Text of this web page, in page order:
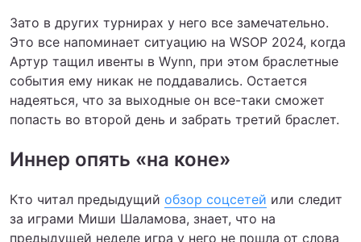
Зато в других турнирах у него все замечательно.
Это все напоминает ситуацию на WSOP 2024, когда
Артур тащил ивенты в Wynn, при этом браслетные
события ему никак не поддавались. Остается
надеяться, что за выходные он все-таки сможет
попасть во второй день и забрать третий браслет.
Иннер опять «на коне»
Кто читал предыдущий обзор соцсетей или следит
за играми Миши Шаламова, знает, что на
предыдущей неделе игра у него не пошла от слова